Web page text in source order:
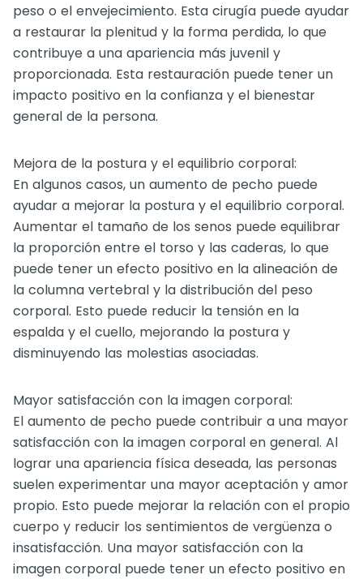
peso o el envejecimiento. Esta cirugía puede ayudar
a restaurar la plenitud y la forma perdida, lo que
contribuye a una apariencia más juvenil y
proporcionada. Esta restauración puede tener un
impacto positivo en la confianza y el bienestar
general de la persona.
Mejora de la postura y el equilibrio corporal:
En algunos casos, un aumento de pecho puede
ayudar a mejorar la postura y el equilibrio corporal.
Aumentar el tamaño de los senos puede equilibrar
la proporción entre el torso y las caderas, lo que
puede tener un efecto positivo en la alineación de
la columna vertebral y la distribución del peso
corporal. Esto puede reducir la tensión en la
espalda y el cuello, mejorando la postura y
disminuyendo las molestias asociadas.
Mayor satisfacción con la imagen corporal:
El aumento de pecho puede contribuir a una mayor
satisfacción con la imagen corporal en general. Al
lograr una apariencia física deseada, las personas
suelen experimentar una mayor aceptación y amor
propio. Esto puede mejorar la relación con el propio
cuerpo y reducir los sentimientos de vergüenza o
insatisfacción. Una mayor satisfacción con la
imagen corporal puede tener un efecto positivo en